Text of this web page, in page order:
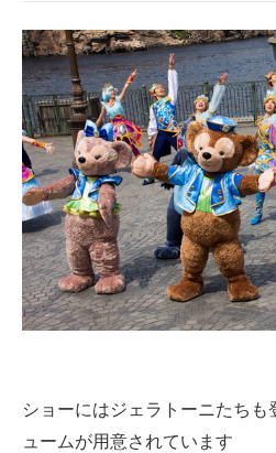
ショーにはジェラトーニたち
ュームが用意されています